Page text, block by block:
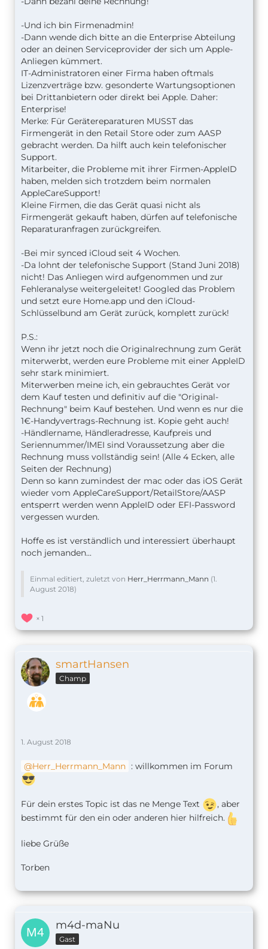
-Und ich bin Firmenadmin!
-Dann wende dich bitte an die Enterprise Abteilung
oder an deinen Serviceprovider der sich um Apple-
Anliegen kümmert.
IT-Administratoren einer Firma haben oftmals
Lizenzverträge bzw. gesonderte Wartungsoptionen
bei Drittanbietern oder direkt bei Apple. Daher:
Enterprise!
Merke: Für Gerätereparaturen MUSST das
Firmengerät in den Retail Store oder zum AASP
gebracht werden. Da hilft auch kein telefonischer
Support.
Mitarbeiter, die Probleme mit ihrer Firmen-AppleID
haben, melden sich trotzdem beim normalen
AppleCareSupport!
Kleine Firmen, die das Gerät quasi nicht als
Firmengerät gekauft haben, dürfen auf telefonische
Reparaturanfragen zurückgreifen.
-Bei mir synced iCloud seit 4 Wochen.
-Da lohnt der telefonische Support (Stand Juni 2018)
nicht! Das Anliegen wird aufgenommen und zur
Fehleranalyse weitergeleitet! Googled das Problem
und setzt eure Home.app und den iCloud-
Schlüsselbund am Gerät zurück, komplett zurück!
P.S.:
Wenn ihr jetzt noch die Originalrechnung zum Gerät
miterwerbt, werden eure Probleme mit einer AppleID
sehr stark minimiert.
Miterwerben meine ich, ein gebrauchtes Gerät vor
dem Kauf testen und definitiv auf die "Original-
Rechnung" beim Kauf bestehen. Und wenn es nur die
1€-Handyvertrags-Rechnung ist. Kopie geht auch!
-Händlername, Händleradresse, Kaufpreis und
Seriennummer/IMEI sind Voraussetzung aber die
Rechnung muss vollständig sein! (Alle 4 Ecken, alle
Seiten der Rechnung)
Denn so kann zumindest der mac oder das iOS Gerät
wieder vom AppleCareSupport/RetailStore/AASP
entsperrt werden wenn AppleID oder EFI-Password
vergessen wurden.
Hoffe es ist verständlich und interessiert überhaupt
noch jemanden...
Einmal editiert, zuletzt von Herr_Herrmann_Mann (1.
August 2018)
1
smartHansen
Champ
1. August 2018
Herr_Herrmann_Mann : willkommen im Forum
Für dein erstes Topic ist das ne Menge Text
, aber
bestimmt für den ein oder anderen hier hilfreich.
liebe Grüße
Torben
m4d-maNu
Gast